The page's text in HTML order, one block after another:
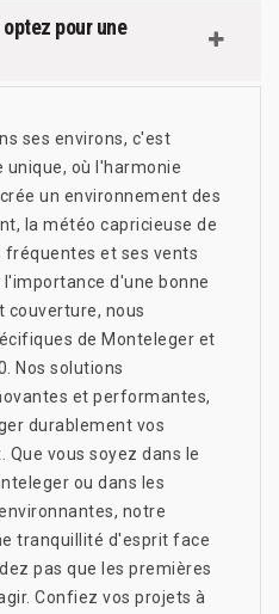
pour une
ses environs, c'est
où l'harmonie
un environnement des
la météo capricieuse de
fréquentes et ses vents
d'une bonne
couverture, nous
de Monteleger et
Nos solutions
et performantes,
durablement vos
Que vous soyez dans le
ou dans les
notre
tranquillité d'esprit face
pas que les premières
Confiez vos projets à